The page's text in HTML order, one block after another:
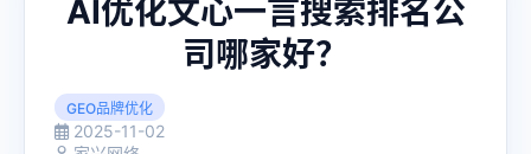
AI优化文心一言搜索排名公
司哪家好？
GEO品牌优化
2025-11-02